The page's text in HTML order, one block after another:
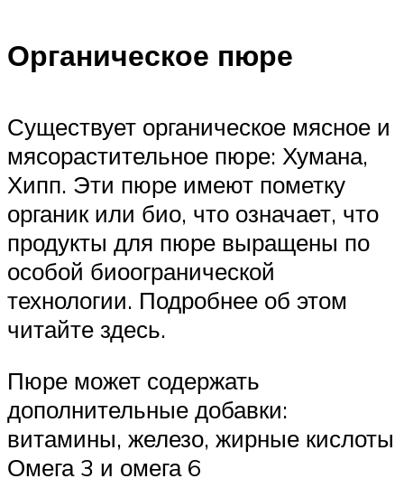
Органическое пюре
Существует органическое мясное и
мясорастительное пюре: Хумана,
Хипп. Эти пюре имеют пометку
органик или био, что означает, что
продукты для пюре выращены по
особой биоогранической
технологии. Подробнее об этом
читайте здесь.
Пюре может содержать
дополнительные добавки:
витамины, железо, жирные кислоты
Омега 3 и омега 6